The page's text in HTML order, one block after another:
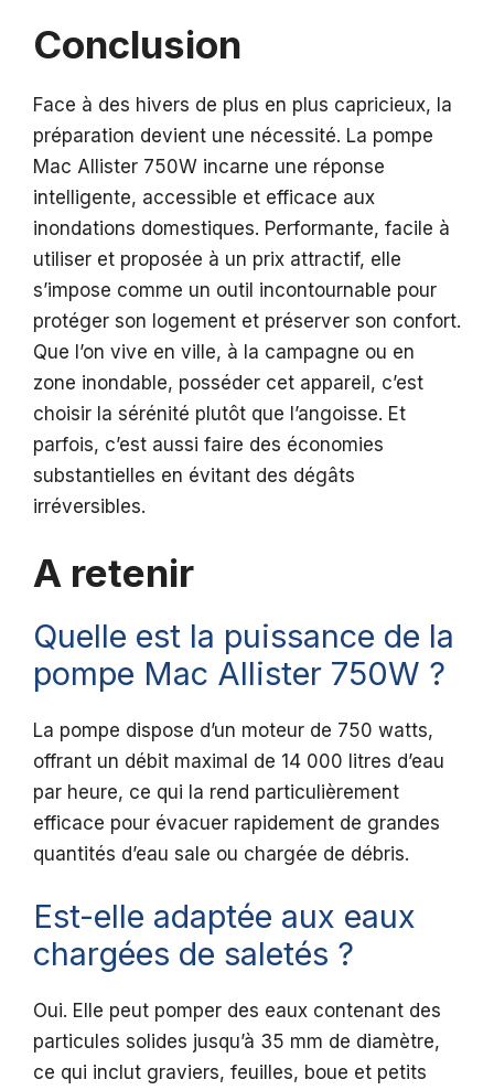
Conclusion
Face à des hivers de plus en plus capricieux, la
préparation devient une nécessité. La pompe
Mac Allister 750W incarne une réponse
intelligente, accessible et efficace aux
inondations domestiques. Performante, facile à
utiliser et proposée à un prix attractif, elle
s’impose comme un outil incontournable pour
protéger son logement et préserver son confort.
Que l’on vive en ville, à la campagne ou en
zone inondable, posséder cet appareil, c’est
choisir la sérénité plutôt que l’angoisse. Et
parfois, c’est aussi faire des économies
substantielles en évitant des dégâts
irréversibles.
A retenir
Quelle est la puissance de la
pompe Mac Allister 750W ?
La pompe dispose d’un moteur de 750 watts,
offrant un débit maximal de 14 000 litres d’eau
par heure, ce qui la rend particulièrement
efficace pour évacuer rapidement de grandes
quantités d’eau sale ou chargée de débris.
Est-elle adaptée aux eaux
chargées de saletés ?
Oui. Elle peut pomper des eaux contenant des
particules solides jusqu’à 35 mm de diamètre,
ce qui inclut graviers, feuilles, boue et petits